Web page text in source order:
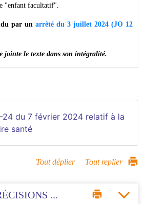
"enfant facultatif".
par un arrêté du 3 juillet 2024 (JO 12
jointe le texte dans son intégralité.
24 du 7 février 2024 relatif à la
santé
Tout déplier Tout replier
...